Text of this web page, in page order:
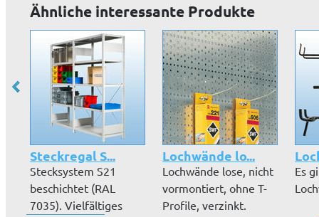
Ähnliche interessante Produkte
Steckregal S...
Stecksystem S21
beschichtet (RAL
7035). Vielfältiges
Lochwände lo...
Lochwände lose, nicht
vormontiert, ohne T-
Profile, verzinkt.
Es